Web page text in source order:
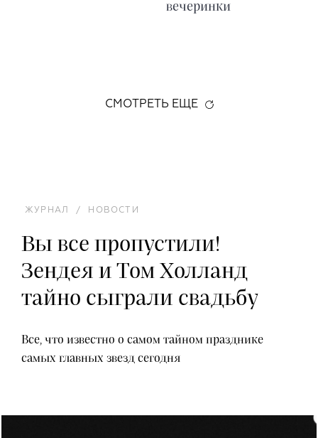
вечеринки
СМОТРЕТЬ ЕЩЕ
ЖУРНАЛ / НОВОСТИ
Вы все пропустили!
Зендея и Том Холланд
тайно сыграли свадьбу
Все, что известно о самом тайном празднике
самых главных звезд сегодня